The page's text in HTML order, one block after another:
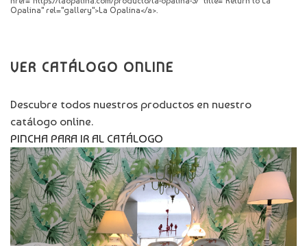
Opalina" rel="gallery">La Opalina</a>.
VER CATÁLOGO ONLINE
Descubre todos nuestros productos en nuestro
catálogo online.
PINCHA PARA IR AL CATÁLOGO